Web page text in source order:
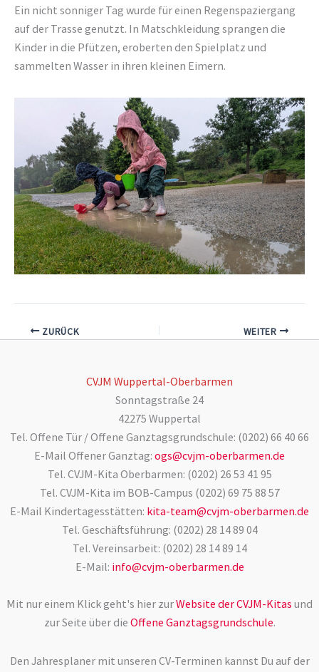
Ein nicht sonniger Tag wurde für einen Regenspaziergang
auf der Trasse genutzt. In Matschkleidung sprangen die
Kinder in die Pfützen, eroberten den Spielplatz und
sammelten Wasser in ihren kleinen Eimern.
ZURÜCK WEITER
CVJM Wuppertal-Oberbarmen
Sonntagstraße 24
42275 Wuppertal
Tel. Offene Tür / Offene Ganztagsgrundschule: (0202) 66 40 66
E-Mail Offener Ganztag: ogs@cvjm-oberbarmen.de
Tel. CVJM-Kita Oberbarmen: (0202) 26 53 41 95
Tel. CVJM-Kita im BOB-Campus (0202) 69 75 88 57
E-Mail Kindertagesstätten: kita-team@cvjm-oberbarmen.de
Tel. Geschäftsführung: (0202) 28 14 89 04
Tel. Vereinsarbeit: (0202) 28 14 89 14
E-Mail: info@cvjm-oberbarmen.de
Mit nur einem Klick geht's hier zurWebsite der CVJM-Kitas und
zur Seite über die Offene Ganztagsgrundschule.
Den Jahresplaner mit unseren CV-Terminen kannst Du auf der